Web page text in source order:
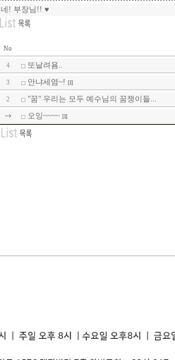
네! 부장님!! ♥
No
4 또날려욤..
3 안냐세염~! [1]
2 "꿈" 우리는 모두 예수님의 꿈쟁이들...
오잉~~~~ [1]